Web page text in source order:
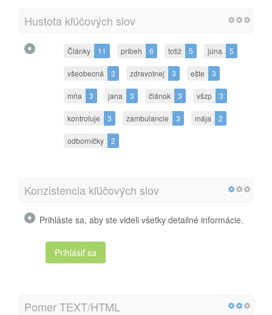
Hustota kľúčových slov
Články 11 príbeh 6 totiž 5 júna 5
všeobecná 3 zdravotnej 3 ešte 3
mňa 3 jana 3 článok 3 všzp 3
kontroluje 3 zambulancie 3 mája 2
odborníčky 2
Konzistencia kľúčových slov
Prihláste sa, aby ste videli všetky detailné informácie.
Prihlásiť sa
Pomer TEXT/HTML